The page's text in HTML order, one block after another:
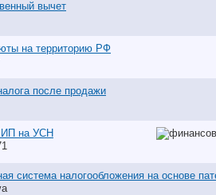
вычет
на территорию РФ
после продажи
ИП на УСН
система налогообложения на основе